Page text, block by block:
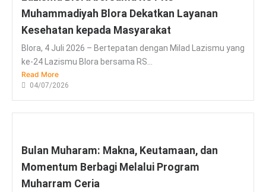
Muhammadiyah Blora Dekatkan Layanan
Kesehatan kepada Masyarakat
Blora, 4 Juli 2026 – Bertepatan dengan Milad Lazismu yang
ke-24 Lazismu Blora bersama RS...
Read More
04/07/2026
Bulan Muharam: Makna, Keutamaan, dan
Momentum Berbagi Melalui Program
Muharram Ceria